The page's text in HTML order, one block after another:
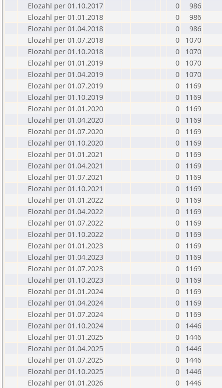
Elozahl per 01.10.2017
0
986
Elozahl per 01.01.2018
0
986
Elozahl per 01.04.2018
0
986
Elozahl per 01.07.2018
0
1070
Elozahl per 01.10.2018
0
1070
Elozahl per 01.01.2019
0
1070
Elozahl per 01.04.2019
0
1070
Elozahl per 01.07.2019
0
1169
Elozahl per 01.10.2019
0
1169
Elozahl per 01.01.2020
0
1169
Elozahl per 01.04.2020
0
1169
Elozahl per 01.07.2020
0
1169
Elozahl per 01.10.2020
0
1169
Elozahl per 01.01.2021
0
1169
Elozahl per 01.04.2021
0
1169
Elozahl per 01.07.2021
0
1169
Elozahl per 01.10.2021
0
1169
Elozahl per 01.01.2022
0
1169
Elozahl per 01.04.2022
0
1169
Elozahl per 01.07.2022
0
1169
Elozahl per 01.10.2022
0
1169
Elozahl per 01.01.2023
0
1169
Elozahl per 01.04.2023
0
1169
Elozahl per 01.07.2023
0
1169
Elozahl per 01.10.2023
0
1169
Elozahl per 01.01.2024
0
1169
Elozahl per 01.04.2024
0
1169
Elozahl per 01.07.2024
0
1169
Elozahl per 01.10.2024
0
1446
Elozahl per 01.01.2025
0
1446
Elozahl per 01.04.2025
0
1446
Elozahl per 01.07.2025
0
1446
Elozahl per 01.10.2025
0
1446
Elozahl per 01.01.2026
0
1446